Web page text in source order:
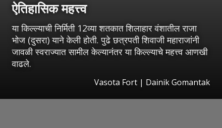
ऐतिहासिक महत्त्व
या किल्ल्याची निर्मिती 12व्या शतकात शिलाहार वंशातील राजा
भोज (दुसरा) याने केली होती. पुढे छत्रपती शिवाजी महाराजांनी
जावळी स्वराज्यात सामील केल्यानंतर या किल्ल्याचे महत्त्व आणखी
वाढले.
Vasota Fort | Dainik Gomantak